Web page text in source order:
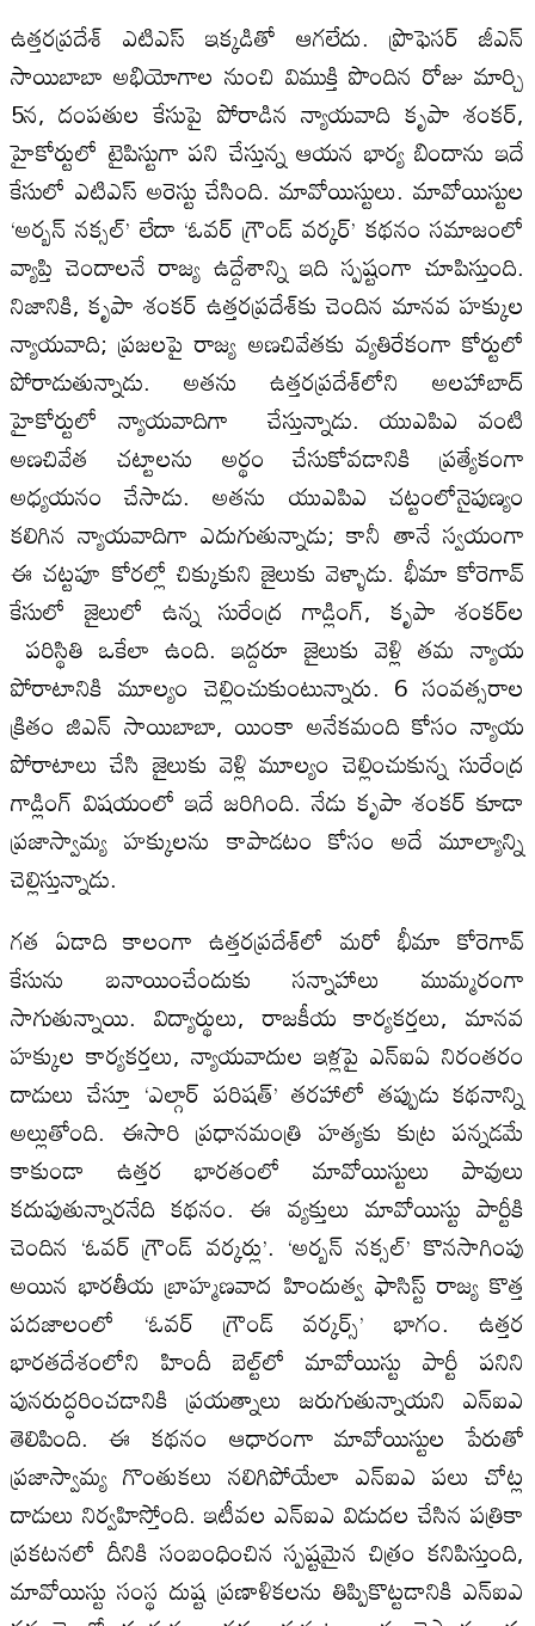
ఉత్తరప్రదేశ్ ఎటిఎస్ ఇక్కడితో ఆగలేదు. ప్రొఫెసర్ జీఎన్
సాయిబాబా అభియోగాల నుంచి విముక్తి పొందిన రోజు మార్చి
5న, దంపతుల కేసుపై పోరాడిన న్యాయవాది కృపా శంకర్,
హైకోర్టులో టైపిస్టుగా పని చేస్తున్న ఆయన భార్య బిందాను ఇదే
కేసులో ఎటిఎస్ అరెస్టు చేసింది. మావోయిస్టులు. మావోయిస్టుల
‘అర్బన్ నక్సల్’ లేదా ‘ఓవర్ గ్రౌండ్ వర్కర్’ కథనం సమాజంలో
వ్యాప్తి చెందాలనే రాజ్య ఉద్దేశాన్ని ఇది స్పష్టంగా చూపిస్తుంది.
నిజానికి, కృపా శంకర్ ఉత్తరప్రదేశ్‌కు చెందిన మానవ హక్కుల
న్యాయవాది; ప్రజలపై రాజ్య అణచివేతకు వ్యతిరేకంగా కోర్టులో
పోరాడుతున్నాడు. అతను ఉత్తరప్రదేశ్‌లోని అలహాబాద్
హైకోర్టులో న్యాయవాదిగా చేస్తున్నాడు. యుఎపిఎ వంటి
అణచివేత చట్టాలను అర్థం చేసుకోవడానికి ప్రత్యేకంగా
అధ్యయనం చేసాడు. అతను యుఎపిఎ చట్టంలోనైపుణ్యం
కలిగిన న్యాయవాదిగా ఎదుగుతున్నాడు; కానీ తానే స్వయంగా
ఈ చట్టపూ కోరల్లో చిక్కుకుని జైలుకు వెళ్ళాడు. భీమా కోరెగావ్‌
కేసులో జైలులో ఉన్న సురేంద్ర గాడ్లింగ్‌, కృపా శంకర్‌‌ల
పరిస్థితి ఒకేలా ఉంది. ఇద్దరూ జైలుకు వెళ్లి తమ న్యాయ
పోరాటానికి మూల్యం చెల్లించుకుంటున్నారు. 6 సంవత్సరాల
క్రితం జిఎన్ సాయిబాబా, యింకా అనేకమంది కోసం న్యాయ
పోరాటాలు చేసి జైలుకు వెళ్లి మూల్యం చెల్లించుకున్న సురేంద్ర
గాడ్లింగ్ విషయంలో ఇదే జరిగింది. నేడు కృపా శంకర్ కూడా
ప్రజాస్వామ్య హక్కులను కాపాడటం కోసం అదే మూల్యాన్ని
చెల్లిస్తున్నాడు.
గత ఏడాది కాలంగా ఉత్తరప్రదేశ్‌లో మరో భీమా కోరెగావ్‌
కేసును బనాయించేందుకు సన్నాహాలు ముమ్మరంగా
సాగుతున్నాయి. విద్యార్థులు, రాజకీయ కార్యకర్తలు, మానవ
హక్కుల కార్యకర్తలు, న్యాయవాదుల ఇళ్లపై ఎన్‌ఐఏ నిరంతరం
దాడులు చేస్తూ ‘ఎల్గార్ పరిషత్’ తరహాలో తప్పుడు కథనాన్ని
అల్లుతోంది. ఈసారి ప్రధానమంత్రి హత్యకు కుట్ర పన్నడమే
కాకుండా ఉత్తర భారతంలో మావోయిస్టులు పావులు
కదుపుతున్నారనేది కథనం. ఈ వ్యక్తులు మావోయిస్టు పార్టీకి
చెందిన ‘ఓవర్ గ్రౌండ్ వర్కర్లు’. ‘అర్బన్ నక్సల్’ కొనసాగింపు
అయిన భారతీయ బ్రాహ్మణవాద హిందుత్వ ఫాసిస్ట్ రాజ్య కొత్త
పదజాలంలో ‘ఓవర్ గ్రౌండ్ వర్కర్స్’ భాగం. ఉత్తర
భారతదేశంలోని హిందీ బెల్ట్‌లో మావోయిస్టు పార్టీ పనిని
పునరుద్ధరించడానికి ప్రయత్నాలు జరుగుతున్నాయని ఎన్‌ఐఎ
తెలిపింది. ఈ కథనం ఆధారంగా మావోయిస్టుల పేరుతో
ప్రజాస్వామ్య గొంతుకలు నలిగిపోయేలా ఎన్ఐఎ పలు చోట్ల
దాడులు నిర్వహిస్తోంది. ఇటీవల ఎన్‌ఐఎ విడుదల చేసిన పత్రికా
ప్రకటనలో దీనికి సంబంధించిన స్పష్టమైన చిత్రం కనిపిస్తుంది,
మావోయిస్టు సంస్థ దుష్ట ప్రణాళికలను తిప్పికొట్టడానికి ఎన్‌ఐఎ